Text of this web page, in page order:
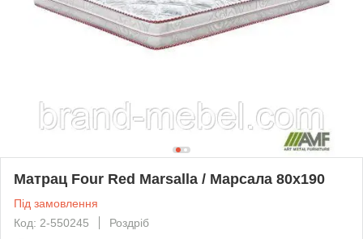
Матрац Four Red Marsalla / Марсала 80х190
Під замовлення
Код: 2-550245
Роздріб